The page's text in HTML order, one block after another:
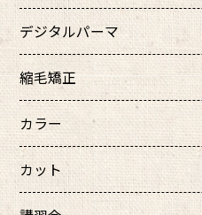
デジタルパーマ
縮毛矯正
カラー
カット